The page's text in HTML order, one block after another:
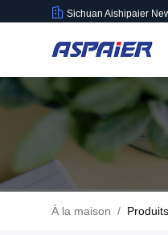
Sichuan Aishipaier
À la maison / Produits